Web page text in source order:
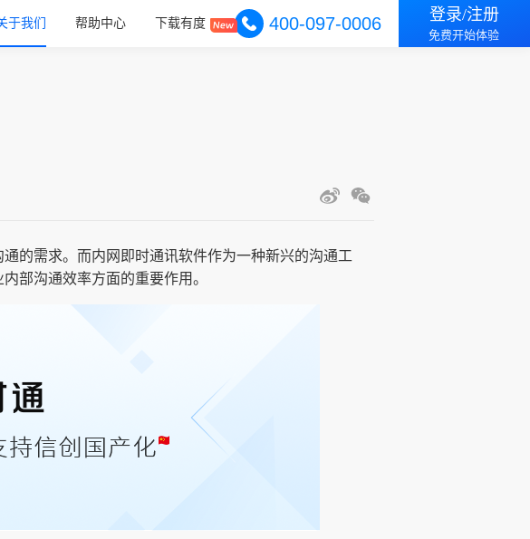
于我们 帮助中心 下载有度 400-097-0006 登录/注册
免费开始体验
的需求。而内网即时通讯软件作为一种新兴的沟通工
部沟通效率方面的重要作用。